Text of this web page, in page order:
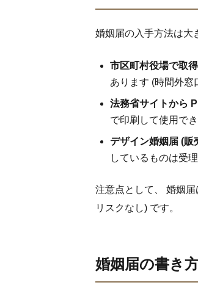
婚姻届の入手方法は大
市区町村役場で取
あります (時間外窓
法務省サイトから
で印刷して使用で
デザイン婚姻届 (販
しているものは受理
注意点として、 婚姻届
リスクなし) です。
婚姻届の書き